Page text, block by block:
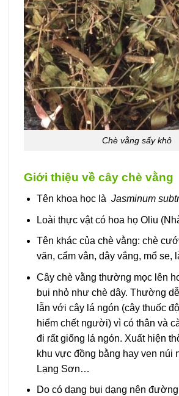
Chè vằng sấy khô
Giới thiệu về cây chè vằng
Tên khoa học là Jasminum
Loài thực vật có hoa họ Oliu
Tên khác của chè vằng: chè
văn, cẩm vân, dây vắng, mổ se,
Cây chè vằng thường mọc lên
bụi nhỏ như chè dây. Thường
lẫn với cây lá ngón (cây thuốc
hiểm chết người) vì có thân và
đi rất giống lá ngón. Xuất hiện
khu vực đồng bằng hay ven núi
Lạng Sơn…
Do có dạng bụi dạng nên